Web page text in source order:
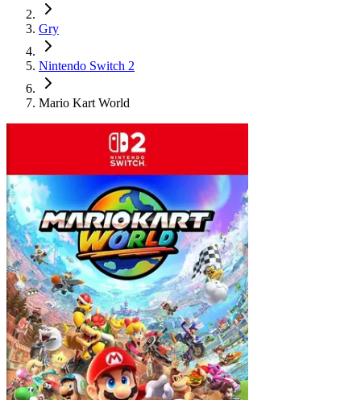
Gry
Nintendo Switch 2
Mario Kart World